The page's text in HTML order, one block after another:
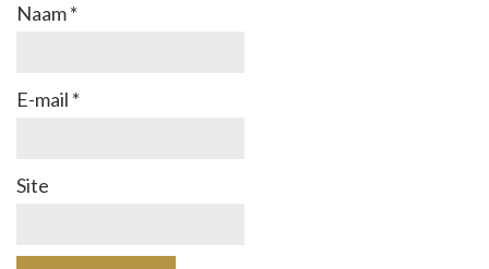
Naam*
E-mail *
Site